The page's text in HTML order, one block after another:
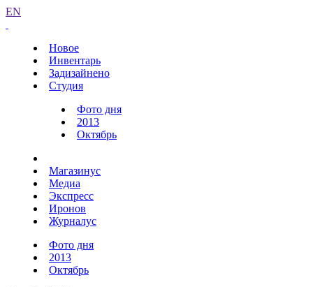
EN
Новое
Инвентарь
Задизайнено
Студия
Фото дня
2013
Октябрь
Магазинус
Медиа
Экспресс
Иронов
Журналус
Фото дня
2013
Октябрь